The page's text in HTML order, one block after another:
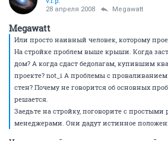
28 апреля 2008 Megawatt
Megawatt
Или просто наивный человек, которому
На стройке проблем выше крыши. Когда
дом? А когда сдаст бедолагам, купившим
проекте? not_i А проблемы с
стен? Почему не говорится об основных
решается.
Заедьте на стройку, поговорите с простыми
менеджерами. Они дадут истинное